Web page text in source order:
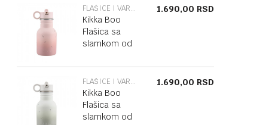
Flora Sage
FLAŠICE I VARALICE
Kikka Boo
Flašica sa
slamkom od
Flora Blush
1.690,00 RSD
FLAŠICE I VARALICE
Kikka Boo
Flašica sa
slamkom od
1.690,00 RSD